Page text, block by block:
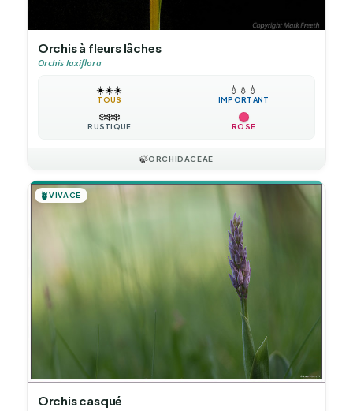
Orchis à fleurs lâches
Orchis laxiflora
☀️☀️☀️
TOUS
💧 💧 💧
IMPORTANT
❄️❄️❄️
RUSTIQUE ROSE
🍃ORCHIDACEAE
🪴VIVACE
Orchis casqué